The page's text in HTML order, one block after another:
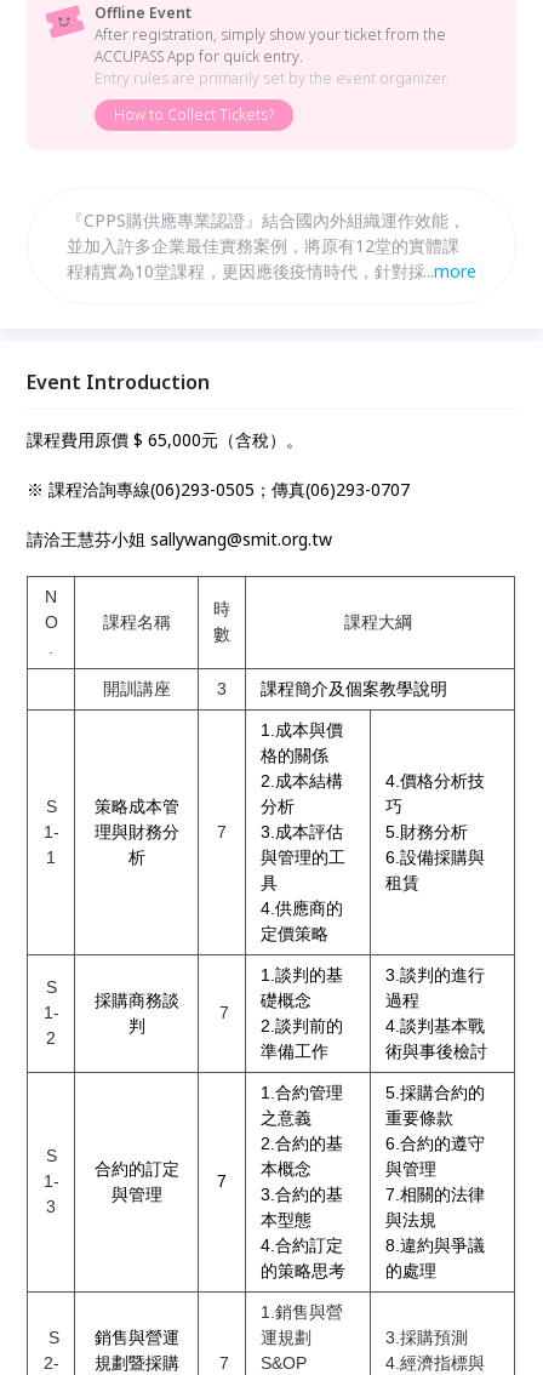
Offline Event
After registration, simply show your ticket from the
ACCUPASS App for quick entry.
Entry rules are primarily set by the event organizer.
How to Collect Tickets?
『CPPS購供應專業認證』結合國內外組織運作效能，
並加入許多企業最佳實務案例，將原有12堂的實體課
程精實為10堂課程，更因應後疫情時代，針對採購與
變局與供應鏈創新整合的各種艱鉅挑戰下，學習「採購
創造」的貢獻者，進而增強組織在市場上的競爭優勢
...more
Event Introduction
課程費用原價 $ 65,000元（含稅）。
※ 課程洽詢專線(06)293-0505；傳真(06)293-0707
請洽王慧芬小姐 sallywang@smit.org.tw
N
O
.
課程名稱
時
數
課程大綱
開訓講座 3 課程簡介及個案教學說明
S
1-
1
策略成本管
理與財務分
析
7
1.成本與價
格的關係
2.成本結構
分析
3.成本評估
與管理的工
具
4.供應商的
定價策略
4.價格分析技
巧
5.財務分析
6.設備採購與
租賃
S
1-
2
採購商務談
判
7
1.談判的基
礎概念
2.談判前的
準備工作
3.談判的進行
過程
4.談判基本戰
術與事後檢討
S
1-
3
合約的訂定
與管理
7
1.合約管理
之意義
2.合約的基
本概念
3.合約的基
本型態
4.合約訂定
的策略思考
5.採購合約的
重要條款
6.合約的遵守
與管理
7.相關的法律
與法規
8.違約與爭議
的處理
S
2-
銷售與營運
規劃暨採購
7
1.銷售與營
運規劃
S&OP
3.採購預測
4.經濟指標與